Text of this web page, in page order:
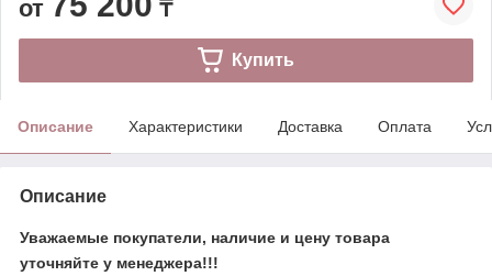
от ₸
Купить
Описание Характеристики Доставка Оплата
Описание
​​Уважаемые покупатели, наличие и цену товара
уточняйте у менеджера!!!